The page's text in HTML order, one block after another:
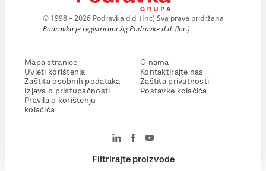
Filtrirajte proizvode
© 1998 – 2026 Podravka d.d. (Inc) Sva prava pridržana
Podravka je registrirani žig Podravke d.d. (Inc.)
Mapa stranice
Uvjeti korištenja
Zaštita osobnih podataka
Izjava o pristupačnosti
Pravila o korištenju
kolačića
O nama
Kontaktirajte nas
Zaštita privatnosti
Postavke kolačića